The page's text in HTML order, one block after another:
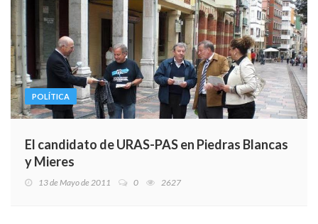
POLÍTICA
El candidato de URAS-PAS en Piedras Blancas
y Mieres
13 de Mayo de 2011 0 2627